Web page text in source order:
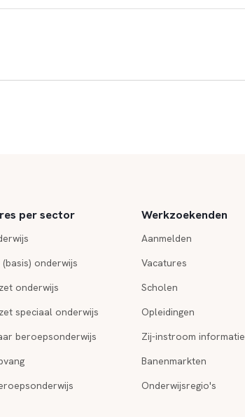
per sector
(basis) onderwijs
onderwijs
speciaal onderwijs
beroepsonderwijs
Werkzoekenden
Aanmelden
Vacatures
Scholen
Opleidingen
Zij-instroom informatie
Banenmarkten
Onderwijsregio's